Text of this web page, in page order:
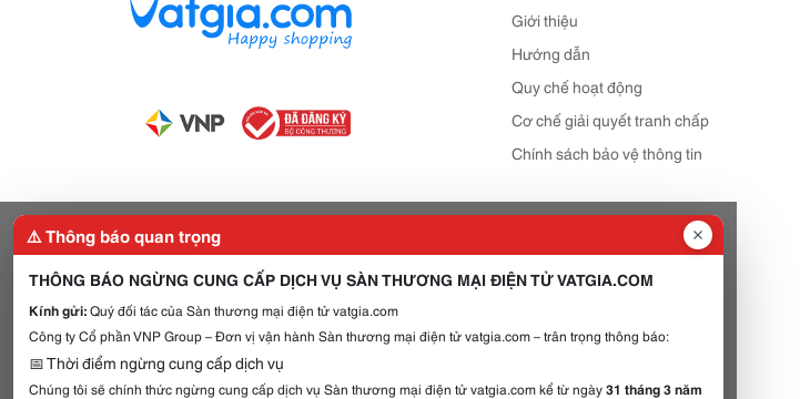
Giới thiệu
Hướng dẫn
Quy chế hoạt động
Cơ chế giải quyết tranh chấp
Chính sách bảo vệ thông tin
⚠️ Thông báo quan trọng
THÔNG BÁO NGỪNG CUNG CẤP DỊCH VỤ SÀN THƯƠNG MẠI ĐIỆN TỬ VATGIA.COM
Kính gửi:Quý đối tác của Sàn thương mại điện tử vatgia.com
Công ty Cổ phần VNP Group – Đơn vị vận hành Sàn thương mại điện tử vatgia.com – trân trọng thông báo:
📅 Thời điểm ngừng cung cấp dịch vụ
Chúng tôi sẽ chính thức ngừng cung cấp dịch vụ Sàn thương mại điện tử vatgia.com kể từ ngày31 tháng 3 năm